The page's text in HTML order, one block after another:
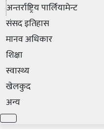
अन्तर्राष्ट्रिय पार्लियामेन्ट
संसद इतिहास
मानव अधिकार
शिक्षा
स्वास्थ्य
खेलकुद
अन्य